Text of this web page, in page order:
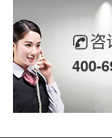
咨
400-